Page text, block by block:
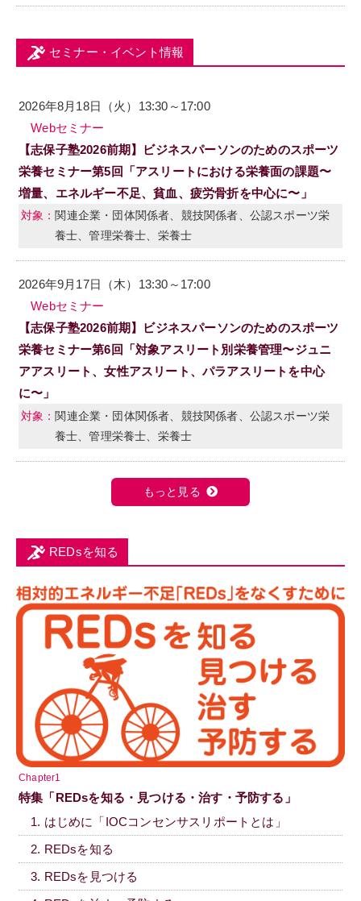
セミナー・イベント情報
2026年8月18日（火）13:30～17:00
Webセミナー
【志保子塾2026前期】ビジネスパーソンのためのスポーツ
栄養セミナー第5回「アスリートにおける栄養面の課題〜
増量、エネルギー不足、貧血、疲労骨折を中心に〜」
関連企業・団体関係者、競技関係者、公認スポーツ栄
養士、管理栄養士、栄養士
2026年9月17日（木）13:30～17:00
Webセミナー
【志保子塾2026前期】ビジネスパーソンのためのスポーツ
栄養セミナー第6回「対象アスリート別栄養管理〜ジュニ
アアスリート、女性アスリート、パラアスリートを中心
に〜」
関連企業・団体関係者、競技関係者、公認スポーツ栄
養士、管理栄養士、栄養士
もっと見る
REDsを知る
Chapter1
特集「REDsを知る・見つける・治す・予防する」
1. はじめに「IOCコンセンサスリポートとは」
2. REDsを知る
3. REDsを見つける